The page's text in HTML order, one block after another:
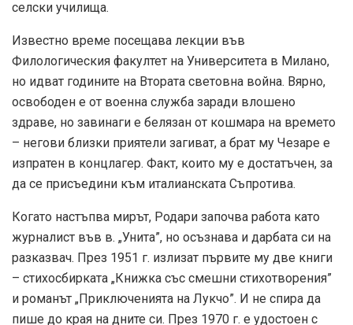
селски училища.
Известно време посещава лекции във
Филологическия факултет на Университета в Милано,
но идват годините на Втората световна война. Вярно,
освободен е от военна служба заради влошено
здраве, но завинаги е белязан от кошмара на времето
– негови близки приятели загиват, а брат му Чезаре е
изпратен в концлагер. Факт, които му е достатъчен, за
да се присъедини към италианската Съпротива.
Когато настъпва мирът, Родари започва работа като
журналист във в. „Унита”, но осъзнава и дарбата си на
разказвач. През 1951 г. излизат първите му две книги
– стихосбирката „Книжка със смешни стихотворения”
и романът „Приключенията на Лукчо”. И не спира да
пише до края на дните си. През 1970 г. е удостоен с